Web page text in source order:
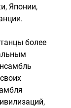
Японии,
более